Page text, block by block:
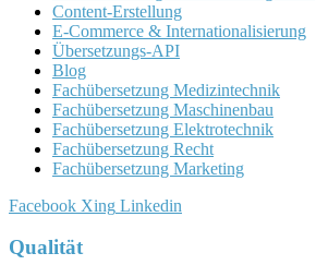
Content-Erstellung
E-Commerce & Internationalisierung
Übersetzungs-API
Blog
Fachübersetzung Medizintechnik
Fachübersetzung Maschinenbau
Fachübersetzung Elektrotechnik
Fachübersetzung Recht
Fachübersetzung Marketing
Facebook Xing Linkedin
Qualität